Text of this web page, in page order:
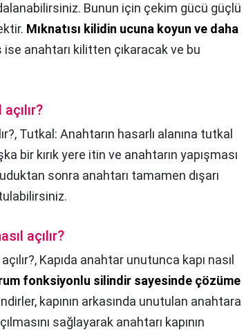
Bunun için çekim gücü güçlü
Mıknatısı kilidin ucuna koyun ve daha
ise anahtarı kilitten çıkaracak ve bu
Tutkal: Anahtarın hasarlı alanına tutkal
bir kırık yere itin ve anahtarın yapışması
sonra anahtarı tamamen dışarı
açılır?
Kapıda anahtar unutunca kapı nasıl
fonksiyonlu silindir sayesinde çözüme
kapının arkasında unutulan anahtara
sağlayarak anahtarı kapının